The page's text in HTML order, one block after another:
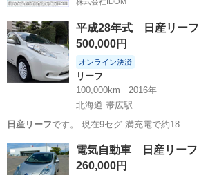
平成28年式 日産リーフ
500,000円
オンライン決済
リーフ
100,000km
2016年
北海道 帯広駅
日産リーフ
です。 現在9セグ 満充電で約18…
北海道 帯広市 帯広駅 リーフ
電気自動車 日産リーフ
260,000円